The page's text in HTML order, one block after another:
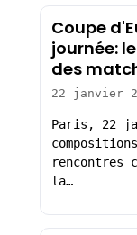
Coupe
journée:
des
22 janvier
Paris, 22
rencontres
la…